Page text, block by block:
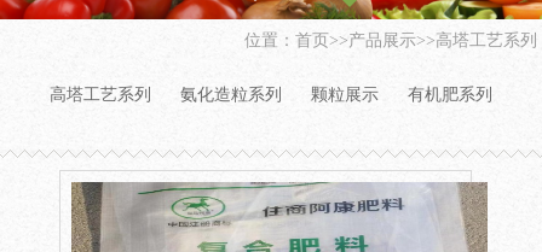
位置： 首页 >>产品展示>>高塔工艺系列
高塔工艺系列 氨化造粒系列 颗粒展示 有机肥系列